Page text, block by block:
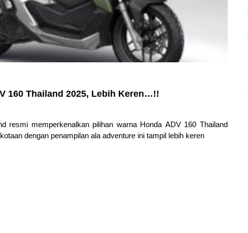
160 Thailand 2025, Lebih Keren…!!
resmi memperkenalkan pilihan warna Honda ADV 160 Thailand
dengan penampilan ala adventure ini tampil lebih keren